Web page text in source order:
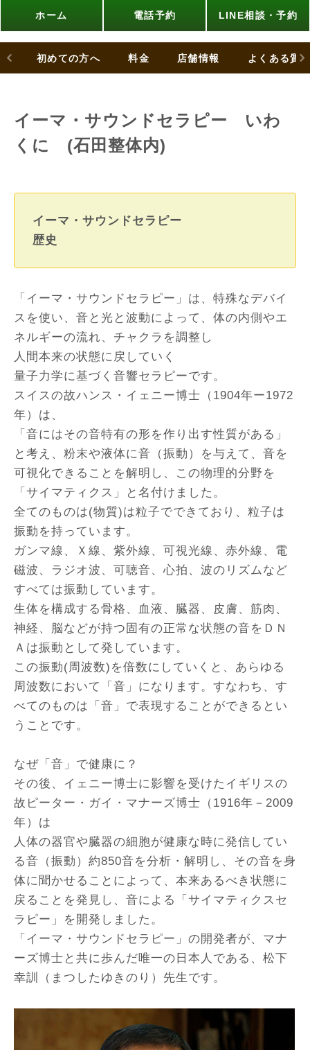
ホーム 電話予約 LINE相談・予約
初めての方へ 料金 店舗情報 よくある質
イーマ・サウンドセラピー いわ
くに (石田整体内)
イーマ・サウンドセラピー
歴史
「イーマ・サウンドセラピー」は、特殊なデバイ
スを使い、音と光と波動によって、体の内側やエ
ネルギーの流れ、チャクラを調整し
人間本来の状態に戻していく
量子力学に基づく音響セラピーです。
スイスの故ハンス・イェニー博士（1904年ー1972
年）は、
「音にはその音特有の形を作り出す性質がある」
と考え、粉末や液体に音（振動）を与えて、音を
可視化できることを解明し、この物理的分野を
「サイマティクス」と名付けました。
全てのものは(物質)は粒子でできており、粒子は
振動を持っています。
ガンマ線、Ｘ線、紫外線、可視光線、赤外線、電
磁波、ラジオ波、可聴音、心拍、波のリズムなど
すべては振動しています。
生体を構成する骨格、血液、臓器、皮膚、筋肉、
神経、脳などが持つ固有の正常な状態の音をＤＮ
Ａは振動として発しています。
この振動(周波数)を倍数にしていくと、あらゆる
周波数において「音」になります。すなわち、す
べてのものは「音」で表現することができるとい
うことです。
なぜ「音」で健康に？
その後、イェニー博士に影響を受けたイギリスの
故ピーター・ガイ・マナーズ博士（1916年－2009
年）は
人体の器官や臓器の細胞が健康な時に発信してい
る音（振動）約850音を分析・解明し、その音を身
体に聞かせることによって、本来あるべき状態に
戻ることを発見し、音による「サイマティクスセ
ラピー」を開発しました。
「イーマ・サウンドセラピー」の開発者が、マナ
ーズ博士と共に歩んだ唯一の日本人である、松下
幸訓（まつしたゆきのり）先生です。